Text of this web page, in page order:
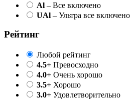
Al – Все включено
UAl – Ультра все включено
Рейтинг
Любой рейтинг
4.5+ Превосходно
4.0+ Очень хорошо
3.5+ Хорошо
3.0+ Удовлетворительно